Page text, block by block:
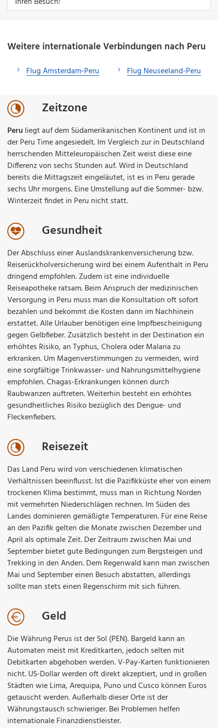
Weitere internationale Verbindungen nach Peru
Flug Amsterdam-Peru Flug Neuseeland-Peru
Zeitzone
Peru liegt auf dem Südamerikanischen Kontinent und ist in
der Peru Time angesiedelt. Im Vergleich zur in Deutschland
herrschenden Mitteleuropäischen Zeit weist diese eine
Differenz von sechs Stunden auf. Wird in Deutschland
bereits die Mittagszeit eingeläutet, ist es in Peru gerade
sechs Uhr morgens. Eine Umstellung auf die Sommer- bzw.
Winterzeit findet in Peru nicht statt.
Gesundheit
Der Abschluss einer Auslandskrankenversicherung bzw.
Reiserückholversicherung wird bei einem Aufenthalt in Peru
dringend empfohlen. Zudem ist eine individuelle
Reiseapotheke ratsam. Beim Anspruch der medizinischen
Versorgung in Peru muss man die Konsultation oft sofort
bezahlen und bekommt die Kosten dann im Nachhinein
erstattet. Alle Urlauber benötigen eine Impfbescheinigung
gegen Gelbfieber. Zusätzlich besteht in der Destination ein
erhöhtes Risiko, an Typhus, Cholera oder Malaria zu
erkranken. Um Magenverstimmungen zu vermeiden, wird
eine sorgfältige Trinkwasser- und Nahrungsmittelhygiene
empfohlen. Chagas-Erkrankungen können durch
Raubwanzen auftreten. Weiterhin besteht ein erhöhtes
gesundheitliches Risiko bezüglich des Dengue- und
Fleckenfiebers.
Reisezeit
Das Land Peru wird von verschiedenen klimatischen
Verhältnissen beeinflusst. Ist die Pazifikküste eher von einem
trockenen Klima bestimmt, muss man in Richtung Norden
mit vermehrten Niederschlägen rechnen. Im Süden des
Landes dominieren gemäßigte Temperaturen. Für eine Reise
an den Pazifik gelten die Monate zwischen Dezember und
April als optimale Zeit. Der Zeitraum zwischen Mai und
September bietet gute Bedingungen zum Bergsteigen und
Trekking in den Anden. Dem Regenwald kann man zwischen
Mai und September einen Besuch abstatten, allerdings
sollte man stets einen Regenschirm mit sich führen.
Geld
Die Währung Perus ist der Sol (PEN). Bargeld kann an
Automaten meist mit Kreditkarten, jedoch selten mit
Debitkarten abgehoben werden. V-Pay-Karten funktionieren
nicht. US-Dollar werden oft direkt akzeptiert, und in großen
Städten wie Lima, Arequipa, Puno und Cusco können Euros
getauscht werden. Außerhalb dieser Orte ist der
Währungstausch schwieriger. Bei Problemen helfen
internationale Finanzdienstleister.